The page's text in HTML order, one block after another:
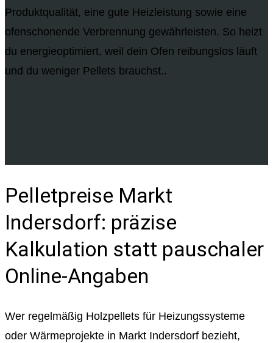
Produktqualität, eine gute Heizleistung sowie eine
ofenschonende Verbrennung gewährleisten. So heizt
du energieoptimiert, weil dein Ofen reibungslos läuft
und du weniger Pellets brauchst..
Pelletpreise Markt
Indersdorf: präzise
Kalkulation statt pauschaler
Online-Angaben
Wer regelmäßig Holzpellets für Heizungssysteme
oder Wärmeprojekte in Markt Indersdorf bezieht,